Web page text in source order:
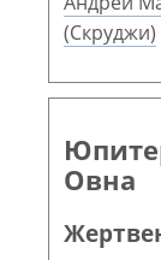
(Скруджи)
Овна